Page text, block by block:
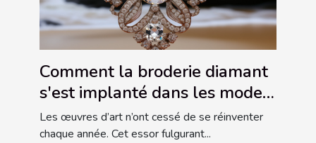
Comment la broderie diamant
s'est implanté dans les modes
de vie ?
Les œuvres d’art n’ont cessé de se réinventer
chaque année. Cet essor fulgurant...